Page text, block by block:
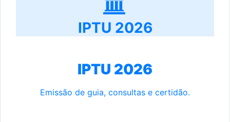
IPTU 2026
IPTU 2026
Emissão de guia, consultas e certidão.